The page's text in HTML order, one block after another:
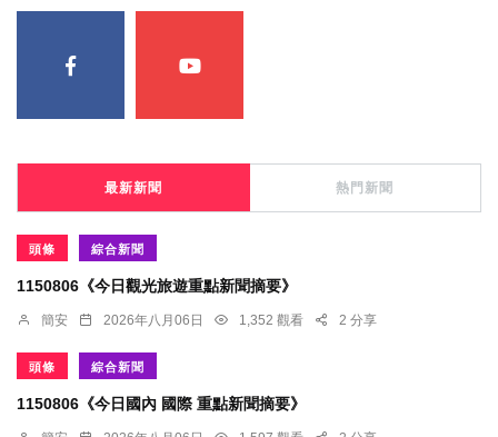
最新新聞 熱門新聞
頭條 綜合新聞
1150806《今日觀光旅遊重點新聞摘要》
簡安 2026年八月06日 1,352 觀看 2 分享
頭條 綜合新聞
1150806《今日國內 國際 重點新聞摘要》